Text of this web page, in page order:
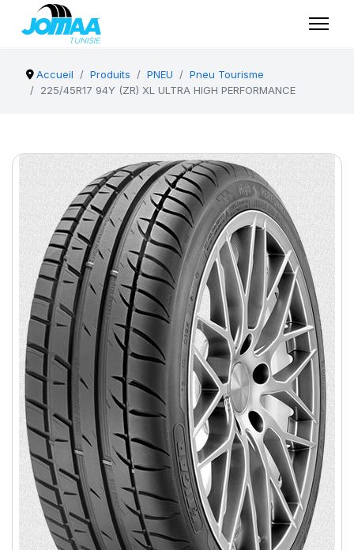
Accueil Produits PNEU
Pneu Tourisme
225/45R17 94Y (ZR) XL ULTRA HIGH PERFORMANCE